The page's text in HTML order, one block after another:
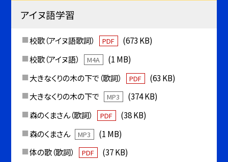
アイヌ語学習
校歌（アイヌ語歌詞） PDF
(673 KB)
校歌（アイヌ語）
M4A
(1 MB)
大きなくりの木の下で（歌詞）
PDF
(63 KB)
大きなくりの木の下で
MP3
(374 KB)
森のくまさん（歌詞）
PDF
(38 KB)
森のくまさん
MP3
(1 MB)
体の歌（歌詞）
PDF
(37 KB)